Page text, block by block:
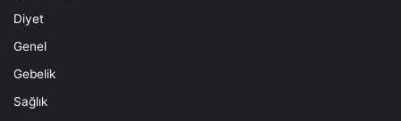
Diyet
Genel
Gebelik
Sağlık